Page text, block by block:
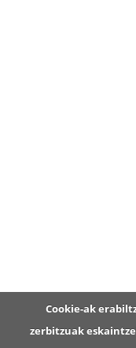
Cookie-ak
zerbitzuak